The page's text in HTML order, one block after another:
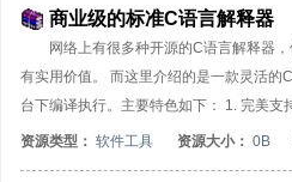
商业级的标准C语言解释器
网络上有很多种开源的C语言解释器
有实用价值。 而这里介绍的是一款灵活的
台下编译执行。主要特色如下： 1. 完美
型包括: char,short,int,string,float。3. 支
资源类型： 软件工具 资源大小： 0B